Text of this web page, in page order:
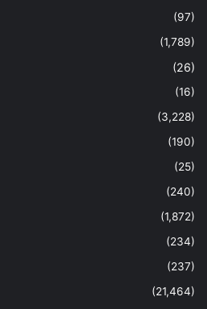
(97)
(1,789)
(26)
(16)
(3,228)
(190)
(25)
(240)
(1,872)
(234)
(237)
(21,464)